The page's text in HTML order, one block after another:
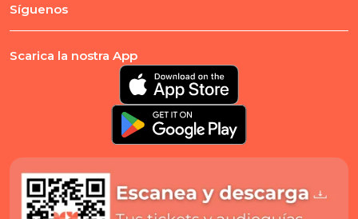
Síguenos
Scarica la nostra App